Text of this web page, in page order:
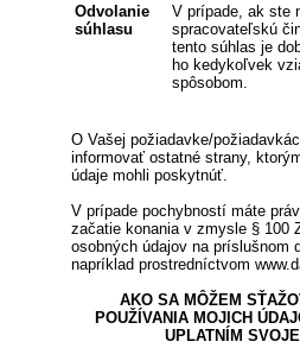
Odvolanie
súhlasu
V prípade, ak ste
spracovateľskú
tento súhlas je
ho kedykoľvek
spôsobom.
O Vašej požiadavke/
informovať ostatné strany,
údaje mohli poskytnúť.
V prípade pochybností máte
začatie konania v zmysle § 100
osobných údajov na príslušnom
napríklad prostredníctvom
AKO SA MÔŽEM
POUŽÍVANIA MOJICH
UPLATNÍM